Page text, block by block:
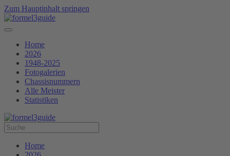
Zum Hauptinhalt springen
Home
2026
1948-2025
Fotogalerien
Chassisnummern
Alle Meister
Statistiken
Home